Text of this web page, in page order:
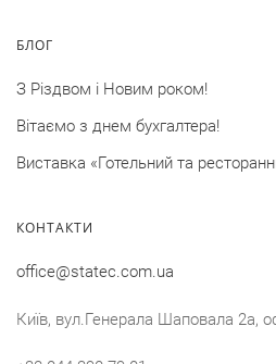
БЛОГ
З Різдвом і Новим роком!
Вітаємо з днем бухгалтера!
Виставка «Готельний та
КОНТАКТИ
office@statec.com.ua
Київ, вул.Генерала Шаповала 2a,